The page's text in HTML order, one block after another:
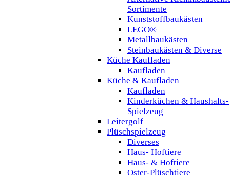
Sortimente
Kunststoffbaukästen
LEGO®
Metallbaukästen
Steinbaukästen & Diverse
Küche Kaufladen
Kaufladen
Küche & Kaufladen
Kaufladen
Kinderküchen & Haushalts-
Spielzeug
Leitergolf
Plüschspielzeug
Diverses
Haus- Hoftiere
Haus- & Hoftiere
Oster-Plüschtiere